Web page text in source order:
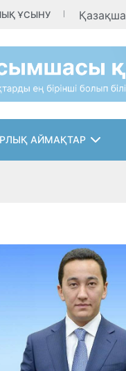
ҰСЫНУ Қазақша
АЙМАҚТАР